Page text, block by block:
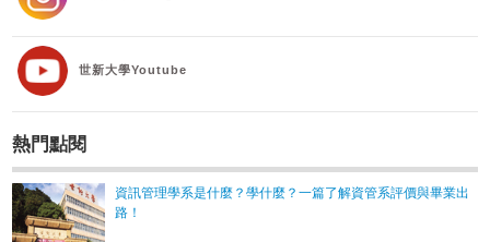
世新大學Youtube
熱門點閱
資訊管理學系是什麼？學什麼？一篇了解資管系評價與畢業出
路！